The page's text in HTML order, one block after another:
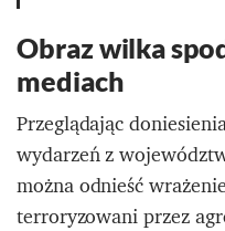
Obraz wilka
mediach
Przeglądając
wydarzeń z
można odnieść
terroryzowani przez